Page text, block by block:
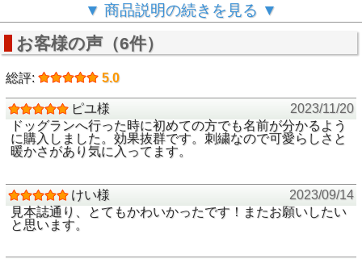
★大きさ：約3.7ｃｍ
★文字数：
1行のみ・6文字まで
※漢字不可※
★注意事項★
ご覧になるスマホやモニター設定によって実物と色味が違っ
て見える場合があります
▼ 商品説明の続きを見る ▼
お客様の声（6件）
総評: 5.0
ピユ様
2023/11/20
ドッグランへ行った時に初めての方でも名前が分かるよう
に購入しました。効果抜群です。刺繍なので可愛らしさと
暖かさがあり気に入ってます。
けい様
2023/09/14
見本誌通り、とてもかわいかったです！またお願いしたい
と思います。